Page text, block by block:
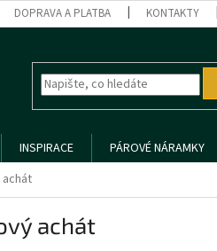
DOPRAVA A PLATBA KONTAKTY
INSPIRACE PÁROVÉ NÁRAMKY
achát